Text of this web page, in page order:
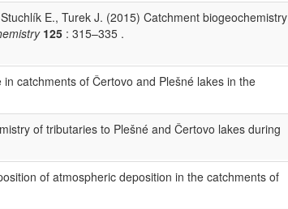
E., Turek J. (2015) Catchment biogeochemistry
125 : 315–335 .
catchments of Čertovo and Plešné lakes in the
of tributaries to Plešné and Čertovo lakes during
of atmospheric deposition in the catchments of